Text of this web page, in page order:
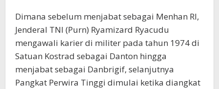
Dimana sebelum menjabat sebagai Menhan RI,
Jenderal TNI (Purn) Ryamizard Ryacudu
mengawali karier di militer pada tahun 1974 di
Satuan Kostrad sebagai Danton hingga
menjabat sebagai Danbrigif, selanjutnya
Pangkat Perwira Tinggi dimulai ketika diangkat